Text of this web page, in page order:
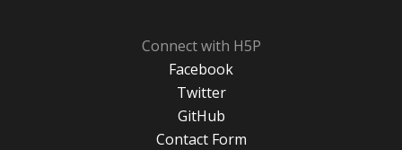
Connect with H5P
Facebook
Twitter
GitHub
Contact Form